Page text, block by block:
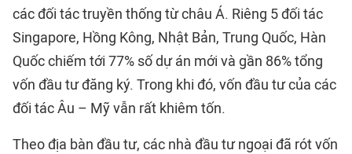
các đối tác truyền thống từ châu Á. Riêng 5 đối tác
Singapore, Hồng Kông, Nhật Bản, Trung Quốc, Hàn
Quốc chiếm tới 77% số dự án mới và gần 86% tổng
vốn đầu tư đăng ký. Trong khi đó, vốn đầu tư của các
đối tác Âu – Mỹ vẫn rất khiêm tốn.
Theo địa bàn đầu tư, các nhà đầu tư ngoại đã rót vốn